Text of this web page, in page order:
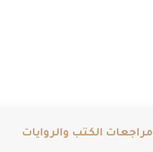
مراجعات الكتب والروايات